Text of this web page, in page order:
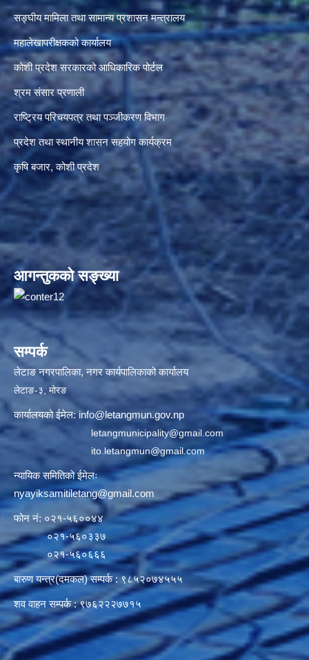
सङ्‍घीय मामिला तथा सामान्य प्रशासन मन्त्रालय
महालेखापरीक्षकको कार्यालय
कोशी प्रदेश सरकारको आधिकारिक पोर्टल
श्रम संसार प्रणाली
राष्ट्रिय परिचयपत्र तथा पञ्जीकरण विभाग
प्रदेश तथा स्थानीय शासन सहयोग कार्यक्रम
कृषि बजार, कोशी प्रदेश
आगन्तुकको सङ्ख्या
सम्पर्क
लेटाङ नगरपालिका, नगर कार्यपालिकाको कार्यालय
लेटाङ-३, मोरङ
कार्यालयको ईमेल:info@letangmun.gov.np
letangmunicipality@gmail.com
ito.letangmun@gmail.com
न्यायिक समितिको ईमेलः
nyayiksamitiletang@gmail.com
फोन नं: ०२१-५६००४४
०२१-५६०३३७
०२१-५६०६६६
बारुण यन्त्र(दमकल) सम्पर्क : ९८५२०७४५५५
शव वाहन सम्पर्क : ९७६२२२७७१५